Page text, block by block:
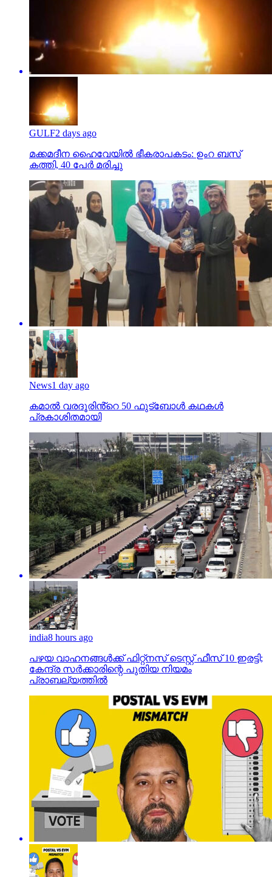
GULF2 days ago
മക്കമദീന ഹൈവേയില്‍ ഭീകരാപകടം: ഉംറ ബസ്
കത്തി, 40 പേര്‍ മരിച്ചു
News1 day ago
കമാൽ വരദൂരിൻ്റെ 50 ഫുട്ബോൾ കഥകൾ
പ്രകാശിതമായി
india8 hours ago
പഴയ വാഹനങ്ങള്‍ക്ക് ഫിറ്റ്‌നസ് ടെസ്റ്റ് ഫീസ് 10 ഇരട്ടി;
കേന്ദ്ര സര്‍ക്കാരിന്റെ പുതിയ നിയമം
പ്രാബല്യത്തില്‍